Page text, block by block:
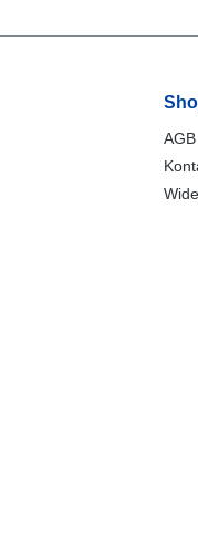
AGB